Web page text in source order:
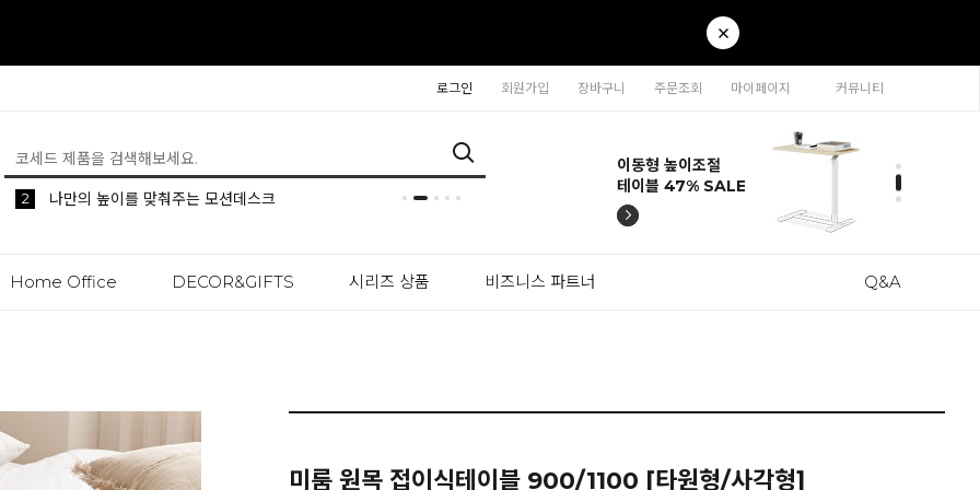
로그인 회원가입 장바구니 주문조회 마이페이지 커뮤니티
5 생활 속 편리한 이동식 사이드 테이블 시리즈
1 공간분리 인테리어의 시작 파티션
2 나만의 높이를 맞춰주는 모션데스크
티나 인테리어의자
57% SALE
카라 연결형책장
65% SALE
이동형 높이조절
테이블 47% SALE
티나 인테리어의자
57% SALE
카라 연결형책장
65% SALE
Home Office DECOR&GIFTS 시리즈 상품 비즈니스 파트너 Q&A
미룸 원목 접이식테이블 900/1100 [타원형/사각형]